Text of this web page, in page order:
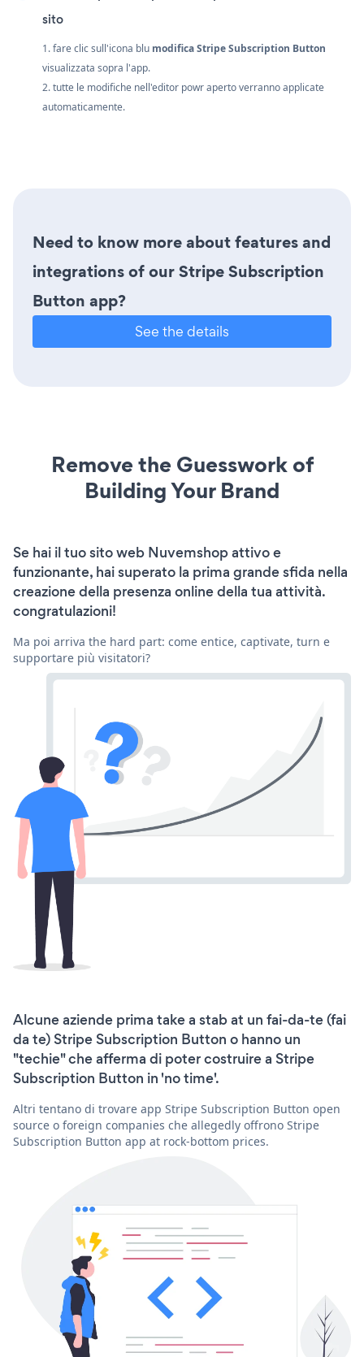
sito
1. fare clic sull'icona blu modifica Stripe Subscription Button
visualizzata sopra l'app.
2. tutte le modifiche nell'editor powr aperto verranno applicate
automaticamente.
Need to know more about features and
integrations of our Stripe Subscription
Button app?
See the details
Remove the Guesswork of
Building Your Brand
Se hai il tuo sito web Nuvemshop attivo e
funzionante, hai superato la prima grande sfida nella
creazione della presenza online della tua attività.
congratulazioni!
Ma poi arriva the hard part: come entice, captivate, turn e
supportare più visitatori?
Alcune aziende prima take a stab at un fai-da-te (fai
da te) Stripe Subscription Button o hanno un
"techie" che afferma di poter costruire a Stripe
Subscription Button in 'no time'.
Altri tentano di trovare app Stripe Subscription Button open
source o foreign companies che allegedly offrono Stripe
Subscription Button app at rock-bottom prices.